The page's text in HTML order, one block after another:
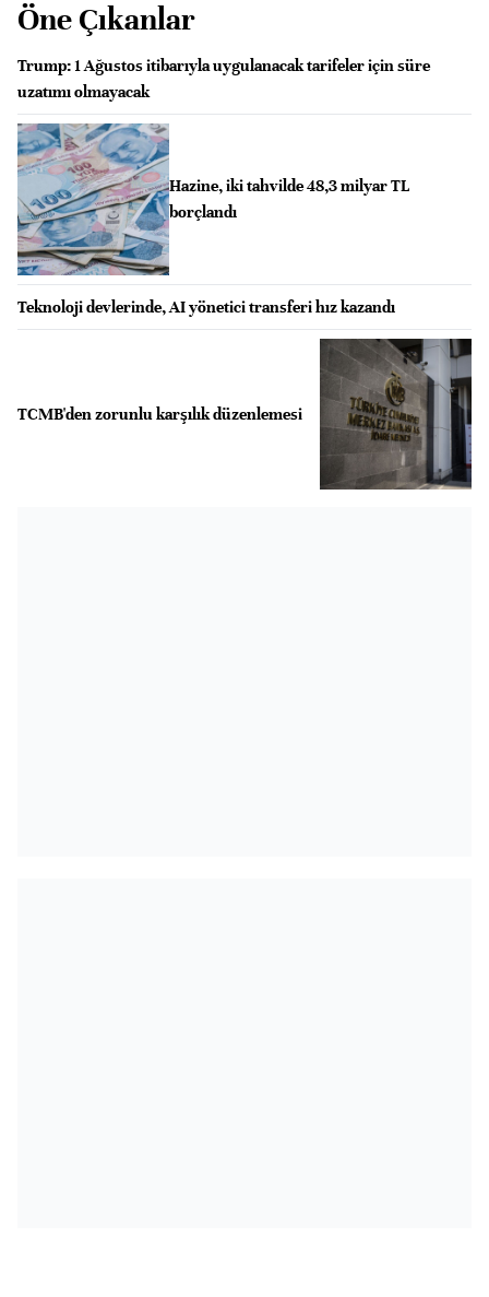
Öne Çıkanlar
Trump: 1 Ağustos itibarıyla uygulanacak tarifeler için süre
uzatımı olmayacak
Hazine, iki tahvilde 48,3 milyar TL
borçlandı
Teknoloji devlerinde, AI yönetici transferi hız kazandı
TCMB'den zorunlu karşılık düzenlemesi